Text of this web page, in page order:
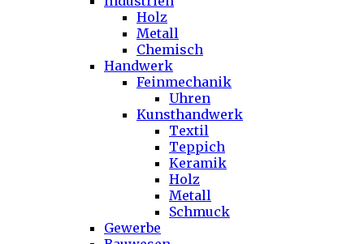
Holz
Metall
Chemisch
Handwerk
Feinmechanik
Uhren
Kunsthandwerk
Textil
Teppich
Keramik
Holz
Metall
Schmuck
Gewerbe